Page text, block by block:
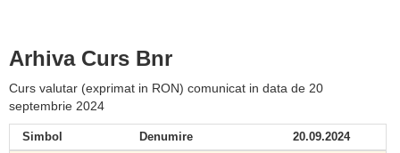
Arhiva Curs Bnr
Curs valutar (exprimat in RON) comunicat in data de 20
septembrie 2024
Simbol Denumire
20.09.2024